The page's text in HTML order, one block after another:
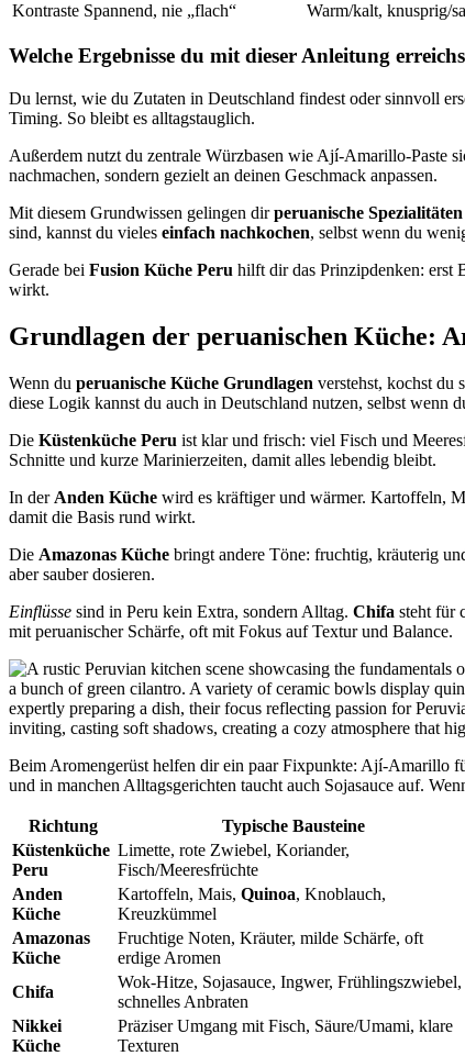
Kontraste Spannend, nie „flach“ Warm/kalt, knusprig/
Welche Ergebnisse du mit dieser Anleitung
Du lernst, wie du Zutaten in Deutschland findest oder sinnvoll
Timing. So bleibt es alltagstauglich.
Außerdem nutzt du zentrale Würzbasen wie Ají-Amarillo-Paste
nachmachen, sondern gezielt an deinen Geschmack anpassen.
Mit diesem Grundwissen gelingen dirperuanische Spezialitäten
sind, kannst du vieles einfach nachkochen, selbst wenn du
Gerade bei Fusion Küche Peru hilft dir das Prinzipdenken: erst
wirkt.
Grundlagen der peruanischen Küche:
Wenn du peruanische Küche Grundlagen verstehst, kochst du
diese Logik kannst du auch in Deutschland nutzen, selbst wenn
Die Küstenküche Peru ist klar und frisch: viel Fisch und
Schnitte und kurze Marinierzeiten, damit alles lebendig bleibt.
In der Anden Küche wird es kräftiger und wärmer. Kartoffeln,
damit die Basis rund wirkt.
Die Amazonas Küche bringt andere Töne: fruchtig, kräuterig
aber sauber dosieren.
Einflüsse sind in Peru kein Extra, sondern Alltag. Chifa steht für
mit peruanischer Schärfe, oft mit Fokus auf Textur und Balance.
Beim Aromengerüst helfen dir ein paar Fixpunkte: Ají-Amarillo
und in manchen Alltagsgerichten taucht auch Sojasauce auf.
Richtung Typische Bausteine
Küstenküche
Peru
Limette, rote Zwiebel, Koriander,
Fisch/Meeresfrüchte
Anden
Küche
Kartoffeln, Mais, Quinoa, Knoblauch,
Kreuzkümmel
Amazonas
Küche
Fruchtige Noten, Kräuter, milde Schärfe, oft
erdige Aromen
Chifa
Wok-Hitze, Sojasauce, Ingwer, Frühlingszwiebel,
schnelles Anbraten
Nikkei
Küche
Präziser Umgang mit Fisch, Säure/Umami, klare
Texturen